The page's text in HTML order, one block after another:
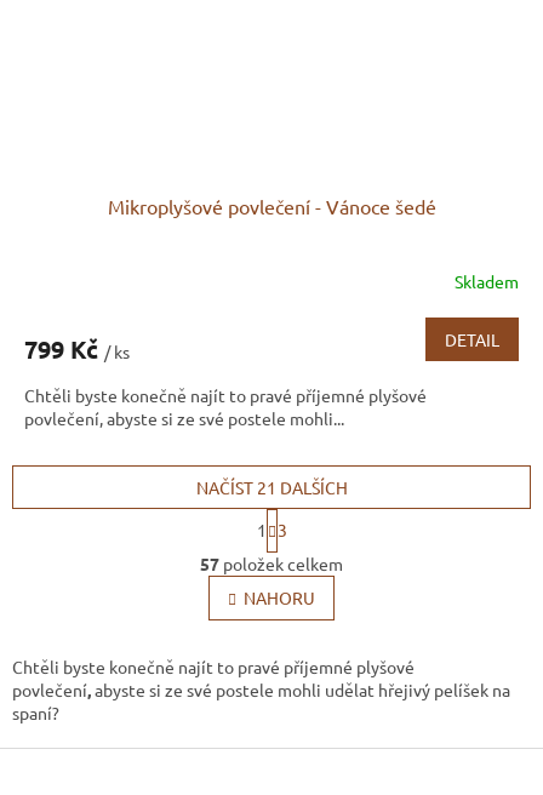
Mikroplyšové povlečení - Vánoce šedé
Skladem
799 Kč / ks
DETAIL
Chtěli byste konečně najít to pravé příjemné plyšové
povlečení, abyste si ze své postele mohli...
O
v
l
á
a
c
NAČÍST 21 DALŠÍCH
S
t
r
á
n
k
v
á
n
1
3
57 položek celkem
NAHORU
Chtěli byste konečně najít to pravé příjemné plyšové
povlečení,abyste si ze své postele mohli udělat hřejivý pelíšek na
spaní?
Z